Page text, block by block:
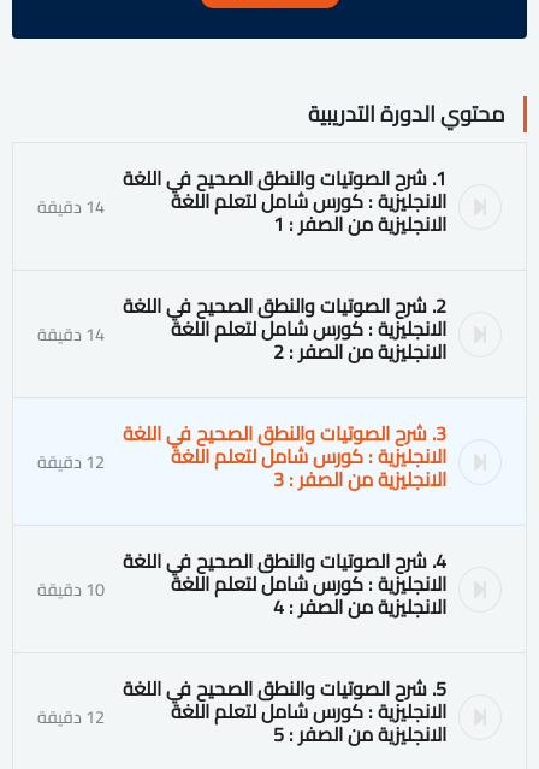
محتوي الدورة التدريبية
1. شرح الصوتيات والنطق الصحيح في اللغة
الانجليزية : كورس شامل لتعلم اللغة
الانجليزية من الصفر : 1 14 دقيقة
2. شرح الصوتيات والنطق الصحيح في اللغة
الانجليزية : كورس شامل لتعلم اللغة
الانجليزية من الصفر : 2 14 دقيقة
3. شرح الصوتيات والنطق الصحيح في اللغة
الانجليزية : كورس شامل لتعلم اللغة
الانجليزية من الصفر : 3 12 دقيقة
4. شرح الصوتيات والنطق الصحيح في اللغة
الانجليزية : كورس شامل لتعلم اللغة
الانجليزية من الصفر : 4 10 دقيقة
5. شرح الصوتيات والنطق الصحيح في اللغة
الانجليزية : كورس شامل لتعلم اللغة
الانجليزية من الصفر : 5 12 دقيقة